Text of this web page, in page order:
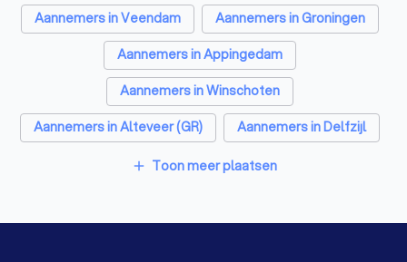
Zonwering specialisten in Hoogezand
Badkamer installateurs in Hoogezand
Traprenovatie bedrijven in Hoogezand
Schoorsteenvegers in Hoogezand
Hekwerkspecialisten in Hoogezand
Aannemers in Veendam
Aannemers in Groningen
Aannemers in Appingedam
Aannemers in Winschoten
Aannemers in Alteveer (GR)
Aannemers in Delfzijl
Aannemers in Assen
Aannemers in Stadskanaal
add Toon meer plaatsen